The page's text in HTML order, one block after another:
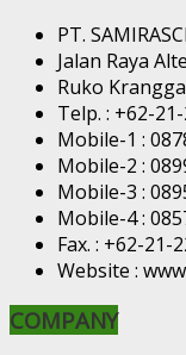
PT.
Jalan Raya
Ruko
Telp. : +62-
Mobile-1 :
Mobile-2 :
Mobile-3 :
Mobile-4 :
Fax. : +62-21-
Website :
COMPANY